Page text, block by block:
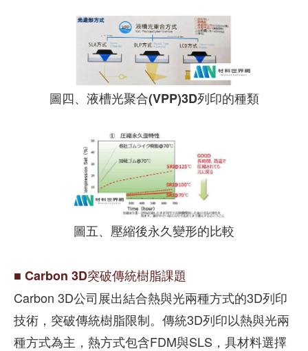
圖四、液槽光聚合(VPP)3D列印的種類
圖五、壓縮後永久變形的比較
■ Carbon 3D突破傳統樹脂課題
Carbon 3D公司展出結合熱與光兩種方式的3D列印
技術，突破傳統樹脂限制。傳統3D列印以熱與光兩
種方式為主，熱方式包含FDM與SLS，具材料選擇